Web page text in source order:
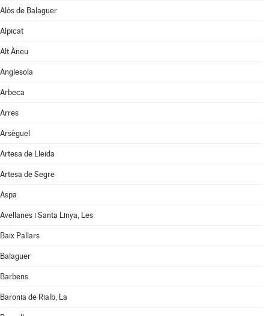
Alòs de Balaguer
Alpicat
Alt Àneu
Anglesola
Arbeca
Arres
Arsèguel
Artesa de Lleida
Artesa de Segre
Aspa
Avellanes i Santa Linya, Les
Baix Pallars
Balaguer
Barbens
Baronia de Rialb, La